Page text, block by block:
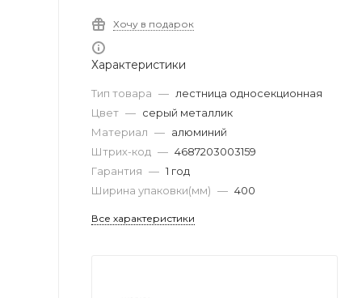
Хочу в подарок
Характеристики
Тип товара — лестница односекционная
Цвет — серый металлик
Материал — алюминий
Штрих-код — 4687203003159
Гарантия — 1 год
Ширина упаковки(мм) — 400
Все характеристики